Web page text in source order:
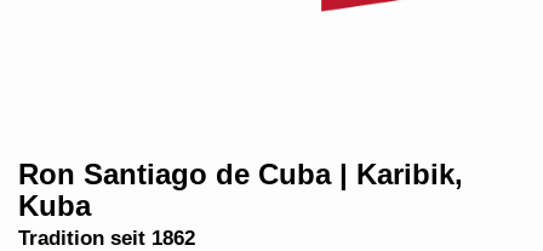
Ron Santiago de Cuba | Karibik,
Kuba
Tradition seit 1862